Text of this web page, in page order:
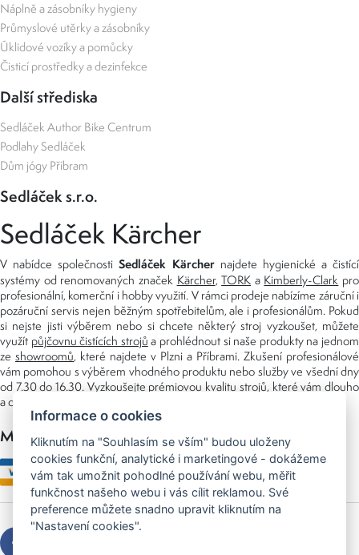
Náplně a zásobníky hygieny
Průmyslové utěrky a zásobníky
Úklidové vozíky a pomůcky
Čisticí prostředky a dezinfekce
Další střediska
Sedláček Author Bike Centrum
Podlahy Sedláček
Dům jógy Příbram
Sedláček s.r.o.
Sedláček Kärcher
V nabídce společnostiSedláček Kärchernajdete hygienické a čistící
systémy od renomovaných značek Kärcher,TORK a Kimberly-Clark pro
profesionální, komerční i hobby využití. V rámci prodeje nabízíme záruční i
pozáruční servis nejen běžným spotřebitelům, ale i profesionálům. Pokud
si nejste jisti výběrem nebo si chcete některý stroj vyzkoušet, můžete
využít půjčovnu čistících strojů a prohlédnout si naše produkty na jednom
ze showroomů, které najdete v Plzni a Příbrami. Zkušení profesionálové
vám pomohou s výběrem vhodného produktu nebo služby ve všední dny
od 7.30 do 16.30. Vyzkoušejte prémiovou kvalitu strojů, které vám dlouho
a dobře poslouží nejen doma, ale i v zaměstnání.
Možnosti platby
Informace o cookies
Kliknutím na "Souhlasím se vším" budou uloženy
cookies funkční, analytické i marketingové - dokážeme
vám tak umožnit pohodlné používání webu, měřit
funkčnost našeho webu i vás cílit reklamou. Své
preference můžete snadno upravit kliknutím na
"Nastavení cookies".